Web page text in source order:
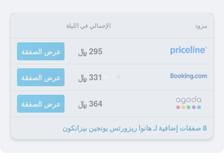
مزود الإجمالي في الليلة
295 ﷼ عرض الصفقة
331 ﷼ عرض الصفقة
364 ﷼ عرض الصفقة
8 صفقات إضافية لـ هانوا ريزورتس يونجين بيزانكون